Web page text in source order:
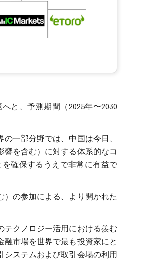
と、予測期間（2025年〜2030
一部分野では、中国は今日、
を含む）に対する体系的なコ
確保するうえで非常に有益で
の参加による、より開かれた
テクノロジー活用における羨む
市場を世界で最も投資家にと
システムおよび取引会場の利用